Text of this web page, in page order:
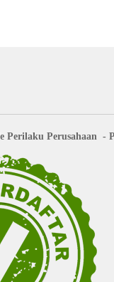
Perilaku Perusahaan